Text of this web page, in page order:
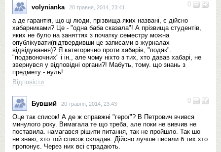
0
volynianka 20 травня, 2014, 23:41
а де гарантія, що ці люди, прізвища яких названі, є дійсно
хабарниками? Це - "одна баба сказала"! А прізвища студентів,
яких не було на заняттях з початку семестру можна
опублікувати(підтвердивши це записами в журналах
відвідування)? Я категорично проти хабарів, "подяк".
"подзвоночних" і ін., але чому ніхто з тих, хто давав хабарі, не
звернувся у відповідні органи?! Мабуть, тому. що знань з
предмету - нуль!
Відповісти
0
Бувший 20 травня, 2014, 23:43
Оце так список! А де ж справжні "герої"? В Петрович вчився
минулого року. Вимагала те що треба, але поки не вивчив не
поставила. намагався рішити питання, так не пройшло. Так шо
не знаю, хто той список складав. Дійсно лучше писали б тих хто
пропонує. Через них всі страдають.